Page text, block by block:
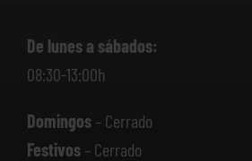
De lunes a sábados:
08:30-13:00h
Domingos– Cerrado
Festivos– Cerrado